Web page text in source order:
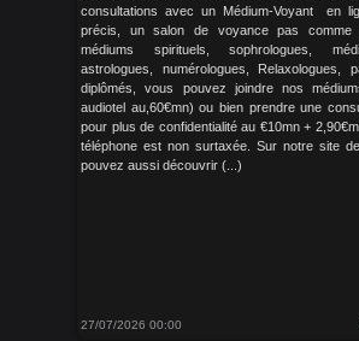
consultations avec un Médium-Voyant en
précis, un salon de voyance pas comme
médiums spirituels, sophrologues,
astrologues, numérologues, Relaxologues,
diplômés, vous pouvez joindre nos
audiotel au,60€mn) ou bien prendre une
pour plus de confidentialité au €10mn +
téléphone est non surtaxée. Sur notre site
pouvez aussi découvrir (...)
27/07/2026 00:00